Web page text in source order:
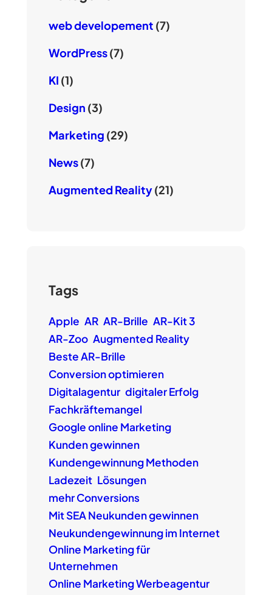
web developement (7)
WordPress(7)
KI (1)
Design (3)
Marketing (29)
News(7)
Augmented Reality(21)
Tags
Apple AR AR-Brille AR-Kit 3
AR-Zoo Augmented Reality
Beste AR-Brille
Conversion optimieren
Digitalagentur digitaler Erfolg
Fachkräftemangel
Google online Marketing
Kunden gewinnen
Kundengewinnung Methoden
Ladezeit Lösungen
mehr Conversions
Mit SEA Neukunden gewinnen
Neukundengewinnung im Internet
Online Marketing für
Unternehmen
Online Marketing Werbeagentur